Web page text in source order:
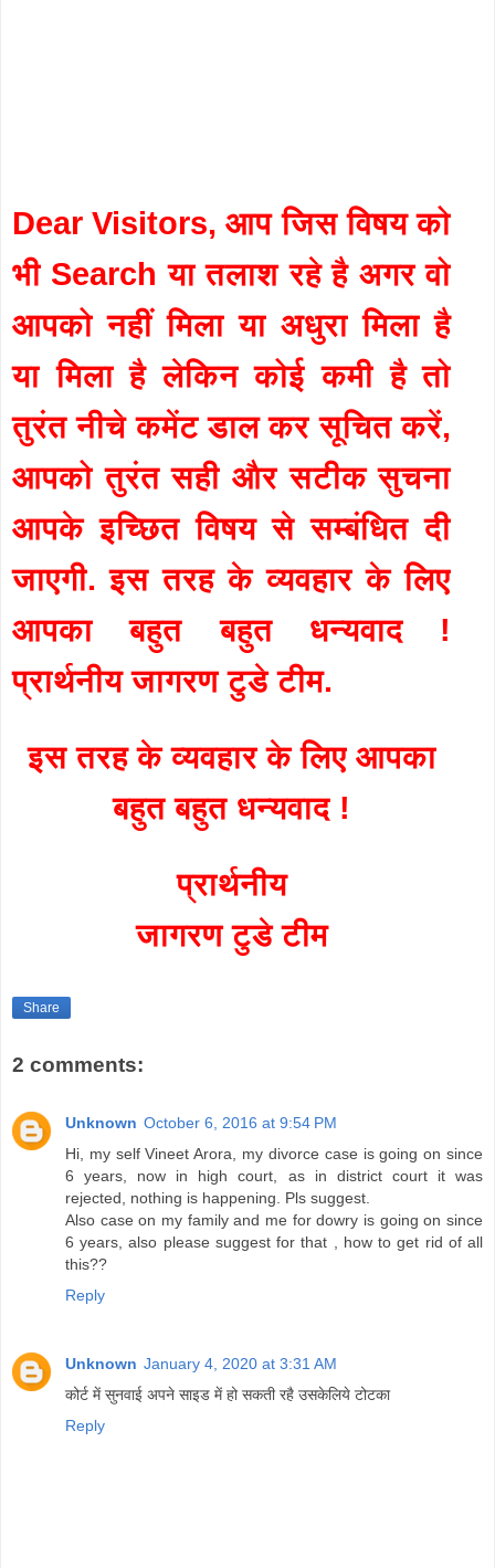
Dear Visitors, आप जिस विषय को
भी Search या तलाश रहे है अगर वो
आपको नहीं मिला या अधुरा मिला है
या मिला है लेकिन कोई कमी है तो
तुरंत नीचे कमेंट डाल कर सूचित करें,
आपको तुरंत सही और सटीक सुचना
आपके इच्छित विषय से सम्बंधित दी
जाएगी. इस तरह के व्यवहार के लिए
आपका बहुत बहुत धन्यवाद !
प्रार्थनीय जागरण टुडे टीम.
इस तरह के व्यवहार के लिए आपका
बहुत बहुत धन्यवाद !
प्रार्थनीय
जागरण टुडे टीम
Share
2 comments:
Unknown October 6, 2016 at 9:54 PM
Hi, my self Vineet Arora, my divorce case is going on since
6 years, now in high court, as in district court it was
rejected, nothing is happening. Pls suggest.
Also case on my family and me for dowry is going on since
6 years, also please suggest for that , how to get rid of all
this??
Reply
Unknown January 4, 2020 at 3:31 AM
कोर्ट में सुनवाई अपने साइड में हो सकती रहै उसकेलिये टोटका
Reply